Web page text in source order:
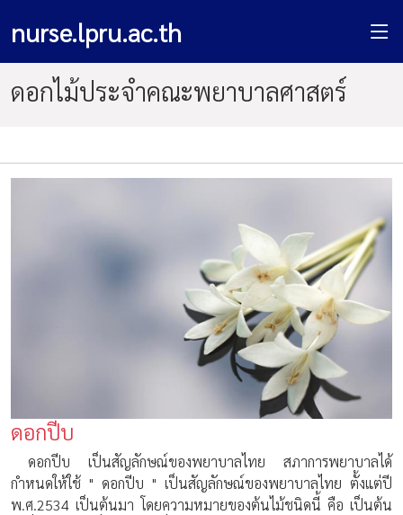
nurse.lpru.ac.th
ดอกไม้ประจำคณะพยาบาลศาสตร์
ดอกปีบ
ดอกปีบ เป็นสัญลักษณ์ของพยาบาลไทย สภาการพยาบาลได้
กำหนดให้ใช้ " ดอกปีบ " เป็นสัญลักษณ์ของพยาบาลไทย ตั้งแต่ปี
พ.ศ.2534 เป็นต้นมา โดยความหมายของต้นไม้ชนิดนี้ คือ เป็นต้น